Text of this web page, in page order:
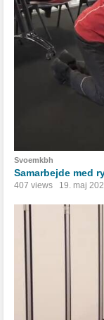
Svoemkbh
Samarbejde med
407 views 19. maj